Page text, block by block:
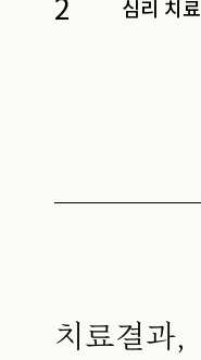
심리 치료
치료결과,